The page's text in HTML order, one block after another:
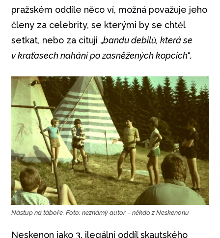
pražském oddíle něco ví, možná považuje jeho
členy za celebrity, se kterými by se chtěl
setkat, nebo za cituji „bandu debilů, která se
v kraťasech nahání po zasněžených kopcích“.
Nástup na táboře. Foto: neznámý autor – někdo z Neskenonu
Neskenon jako 3. ilegální oddíl skautského